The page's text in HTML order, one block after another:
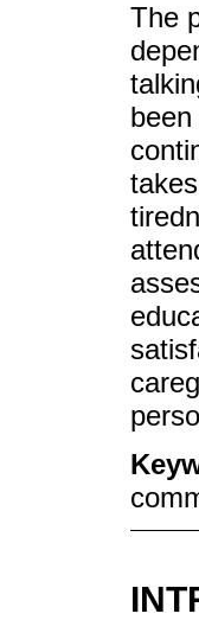
The